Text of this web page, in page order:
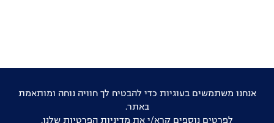
אוהבים דוקו ישראלי?
הישארו מעודכנים